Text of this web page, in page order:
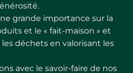
grande importance sur la
et le « fait-maison » et
déchets en valorisant les
avec le savoir-faire de nos